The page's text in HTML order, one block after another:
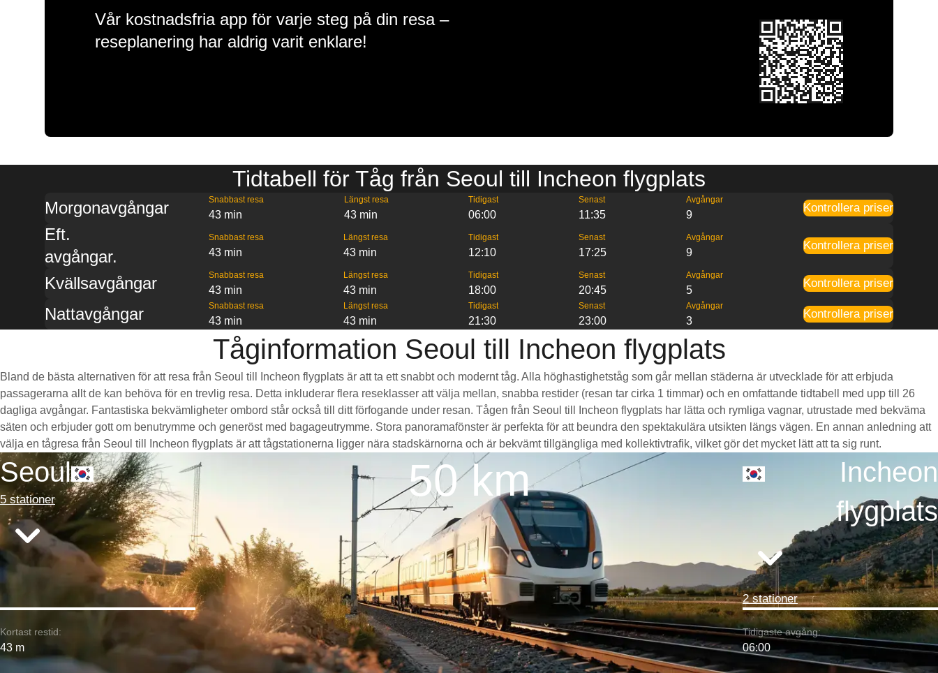
Vår kostnadsfria app för varje steg på din resa –
reseplanering har aldrig varit enklare!
Tidtabell för Tåg från Seoul till Incheon flygplats
Morgonavgångar Snabbast resa
43 min
Längst resa
43 min
Tidigast
06:00
Senast
11:35
Avgångar
9
Kontrollera priser
Eft.
avgångar.
Snabbast resa
43 min
Längst resa
43 min
Tidigast
12:10
Senast
17:25
Avgångar
9
Kontrollera priser
Kvällsavgångar Snabbast resa
43 min
Längst resa
43 min
Tidigast
18:00
Senast
20:45
Avgångar
5
Kontrollera priser
Nattavgångar Snabbast resa
43 min
Längst resa
43 min
Tidigast
21:30
Senast
23:00
Avgångar
3
Kontrollera priser
Tåginformation Seoul till Incheon flygplats
Bland de bästa alternativen för att resa från Seoul till Incheon flygplats är att ta ett snabbt och modernt tåg. Alla höghastighetståg som går mellan städerna är utvecklade för att erbjuda
passagerarna allt de kan behöva för en trevlig resa. Detta inkluderar flera reseklasser att välja mellan, snabba restider (resan tar cirka 1 timmar) och en omfattande tidtabell med upp till 26
dagliga avgångar. Fantastiska bekvämligheter ombord står också till ditt förfogande under resan. Tågen från Seoul till Incheon flygplats har lätta och rymliga vagnar, utrustade med bekväma
säten och erbjuder gott om benutrymme och generöst med bagageutrymme. Stora panoramafönster är perfekta för att beundra den spektakulära utsikten längs vägen. En annan anledning att
välja en tågresa från Seoul till Incheon flygplats är att tågstationerna ligger nära stadskärnorna och är bekvämt tillgängliga med kollektivtrafik, vilket gör det mycket lätt att ta sig runt.
Seoul
5 stationer 50 km
Incheon
flygplats
2 stationer
Kortast restid:
43 m
Tidigaste avgång:
06:00